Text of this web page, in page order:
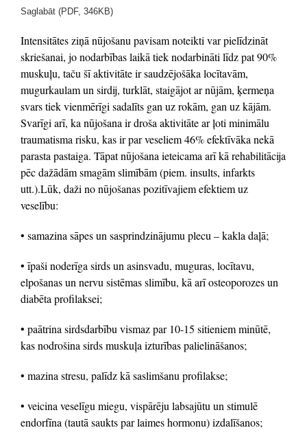
Saglabāt (PDF, 346KB)
Intensitātes ziņā nūjošanu pavisam noteikti var pielīdzināt
skriešanai, jo nodarbības laikā tiek nodarbināti līdz pat 90%
muskuļu, taču šī aktivitāte ir saudzējošāka locītavām,
mugurkaulam un sirdij, turklāt, staigājot ar nūjām, ķermeņa
svars tiek vienmērīgi sadalīts gan uz rokām, gan uz kājām.
Svarīgi arī, ka nūjošana ir droša aktivitāte ar ļoti minimālu
traumatisma risku, kas ir par veseliem 46% efektīvāka nekā
parasta pastaiga. Tāpat nūjošana ieteicama arī kā rehabilitācija
pēc dažādām smagām slimībām (piem. insults, infarkts
utt.).Lūk, daži no nūjošanas pozitīvajiem efektiem uz
veselību:
• samazina sāpes un sasprindzinājumu plecu – kakla daļā;
• īpaši noderīga sirds un asinsvadu, muguras, locītavu,
elpošanas un nervu sistēmas slimību, kā arī osteoporozes un
diabēta profilaksei;
• paātrina sirdsdarbību vismaz par 10-15 sitieniem minūtē,
kas nodrošina sirds muskuļa izturības palielināšanos;
• mazina stresu, palīdz kā saslimšanu profilakse;
• veicina veselīgu miegu, vispārēju labsajūtu un stimulē
endorfīna (tautā saukts par laimes hormonu) izdalīšanos;